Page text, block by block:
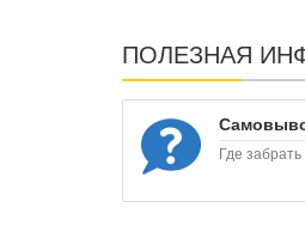
ПОЛЕЗНАЯ
Где